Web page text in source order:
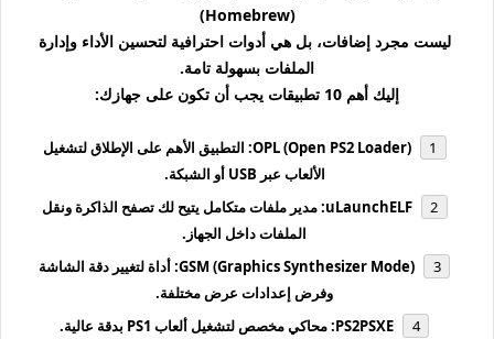
(Homebrew)
ليست مجرد إضافات، بل هي أدوات احترافية لتحسين الأداء وإدارة
الملفات بسهولة تامة.
إليك أهم 10 تطبيقات يجب أن تكون على جهازك:
OPL (Open PS2 Loader): التطبيق الأهم على الإطلاق لتشغيل
الألعاب عبر USB أو الشبكة.
uLaunchELF: مدير ملفات متكامل يتيح لك تصفح الذاكرة ونقل
الملفات داخل الجهاز.
GSM (Graphics Synthesizer Mode): أداة لتغيير دقة الشاشة
وفرض إعدادات عرض مختلفة.
PS2PSXE: محاكي مخصص لتشغيل ألعاب PS1 بدقة عالية.